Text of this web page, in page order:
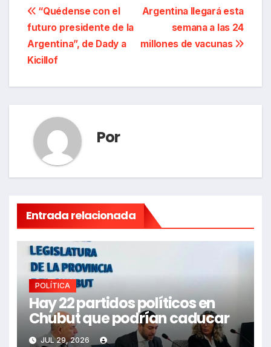
Navegación
de
entradas
Argentina llegará esta
semana a las 24
millones de vacunas
“Quédense con el
futuro presidente de la
Argentina”, de Dady a
Kicillof
Por
Entrada relacionada
POLÍTICA
Hay 22 partidos políticos en
Chubut que podrían caducar
JUL 29, 2026